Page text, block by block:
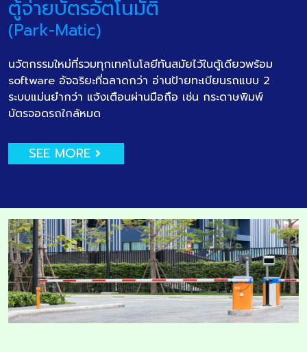
ตู้จ่ายบัตรอัตโนมัติ
(Park-Matic)
นวัตกรรมใหม่ที่รวมทุกเทคโนโลยีทันสมัยไว้ในตู้เดียวพร้อม
software อัจฉริยะที่ฉลาดกว่า อ่านป้ายทะเบียนรถแบบ 2
ระบบแม่นยำกว่า แจ้งเตือนผ่านมือถือ เช่น กระดาษพิมพ์
บัตรจอดรถใกล้หมด
SEE MORE